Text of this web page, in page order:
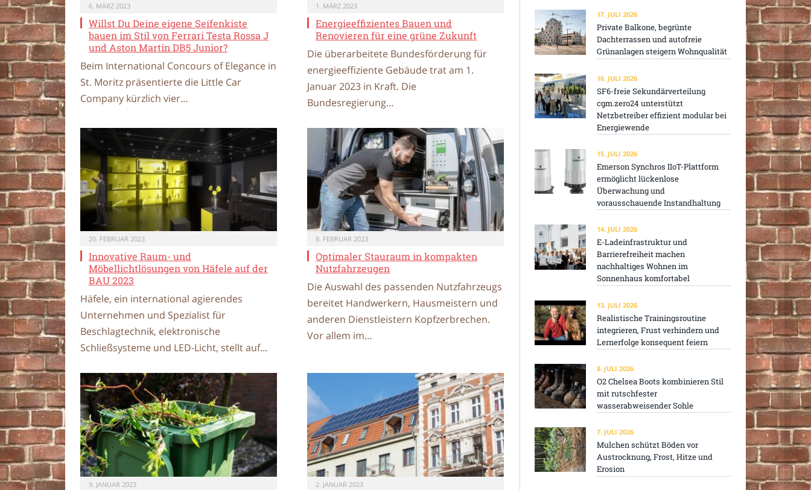
6. MÄRZ 2023
Willst Du Deine eigene Seifenkiste
bauen im Stil von Ferrari Testa Rossa J
und Aston Martin DB5 Junior?
Beim International Concours of Elegance in
St. Moritz präsentierte die Little Car
Company kürzlich vier…
1. MÄRZ 2023
Energieeffizientes Bauen und
Renovieren für eine grüne Zukunft
Die überarbeitete Bundesförderung für
energieeffiziente Gebäude trat am 1.
Januar 2023 in Kraft. Die
Bundesregierung…
20. FEBRUAR 2023
Innovative Raum- und
Möbellichtlösungen von Häfele auf der
BAU 2023
Häfele, ein international agierendes
Unternehmen und Spezialist für
Beschlagtechnik, elektronische
Schließsysteme und LED-Licht, stellt auf…
8. FEBRUAR 2023
Optimaler Stauraum in kompakten
Nutzfahrzeugen
Die Auswahl des passenden Nutzfahrzeugs
bereitet Handwerkern, Hausmeistern und
anderen Dienstleistern Kopfzerbrechen.
Vor allem im…
9. JANUAR 2023 2. JANUAR 2023
17. JULI 2026
Private Balkone, begrünte
Dachterrassen und autofreie
Grünanlagen steigern Wohnqualität
16. JULI 2026
SF6-freie Sekundärverteilung
cgm.zero24 unterstützt
Netzbetreiber effizient modular bei
Energiewende
15. JULI 2026
Emerson Synchros IIoT-Plattform
ermöglicht lückenlose
Überwachung und
vorausschauende Instandhaltung
14. JULI 2026
E-Ladeinfrastruktur und
Barrierefreiheit machen
nachhaltiges Wohnen im
Sonnenhaus komfortabel
13. JULI 2026
Realistische Trainingsroutine
integrieren, Frust verhindern und
Lernerfolge konsequent feiern
8. JULI 2026
O2 Chelsea Boots kombinieren Stil
mit rutschfester
wasserabweisender Sohle
7. JULI 2026
Mulchen schützt Böden vor
Austrocknung, Frost, Hitze und
Erosion